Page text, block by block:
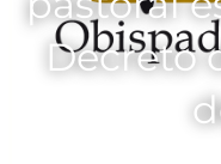
Decreto